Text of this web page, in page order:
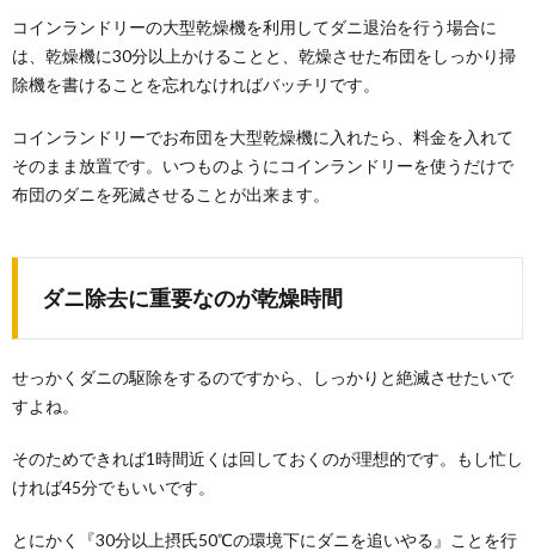
コインランドリーの大型乾燥機を利用してダニ退治を行う場合に
は、乾燥機に30分以上かけることと、乾燥させた布団をしっかり掃
除機を書けることを忘れなければバッチリです。
コインランドリーでお布団を大型乾燥機に入れたら、料金を入れて
そのまま放置です。いつものようにコインランドリーを使うだけで
布団のダニを死滅させることが出来ます。
ダニ除去に重要なのが乾燥時間
せっかくダニの駆除をするのですから、しっかりと絶滅させたいで
すよね。
そのためできれば1時間近くは回しておくのが理想的です。もし忙し
ければ45分でもいいです。
とにかく『30分以上摂氏50℃の環境下にダニを追いやる』ことを行